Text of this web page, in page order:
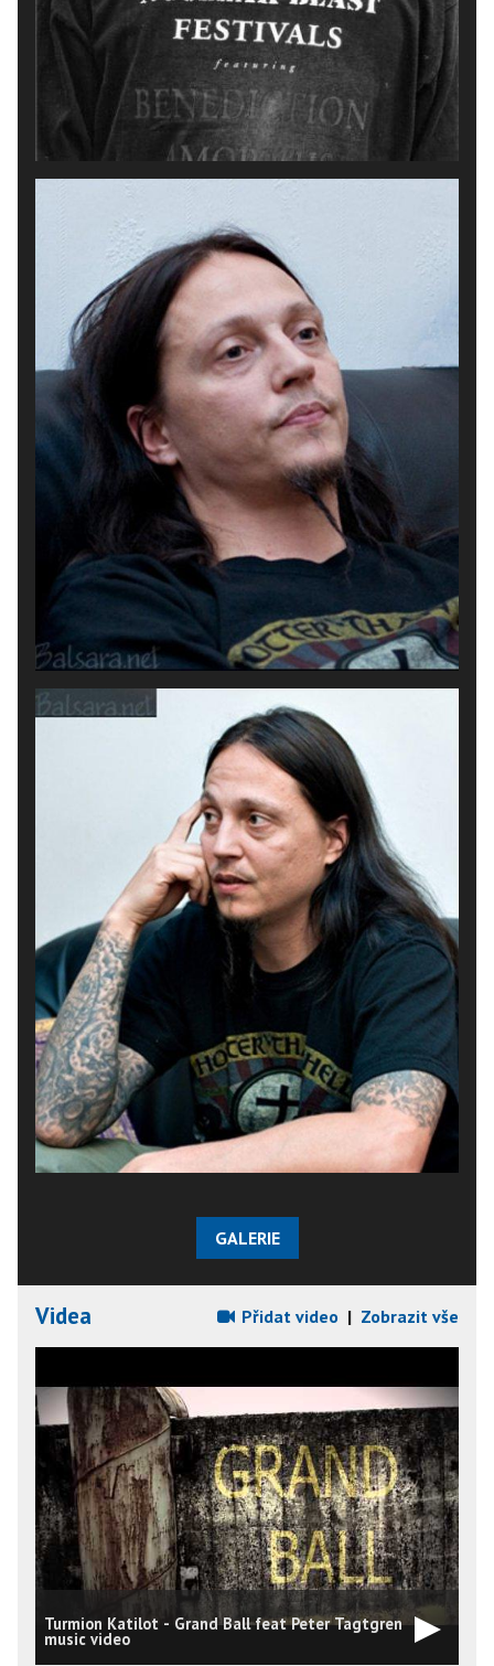
GALERIE
Videa Přidat video | Zobrazit vše
Turmion Katilot - Grand Ball feat Peter Tagtgren
music video